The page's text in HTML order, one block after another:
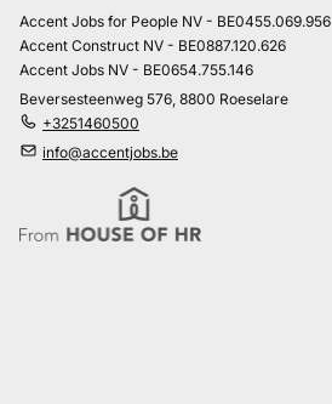
Accent Jobs for People NV - BE0455.069.956
Accent Construct NV - BE0887.120.626
Accent Jobs NV - BE0654.755.146
Beversesteenweg 576, 8800 Roeselare
+3251460500
info@accentjobs.be